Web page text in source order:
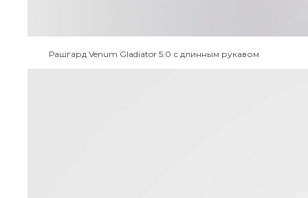
Рашгард Venum Gladiator 5.0 с длинным рукавом